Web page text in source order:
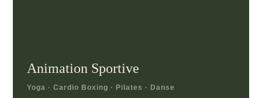
Animation Sportive
Yoga · Cardio Boxing · Pilates · Danse